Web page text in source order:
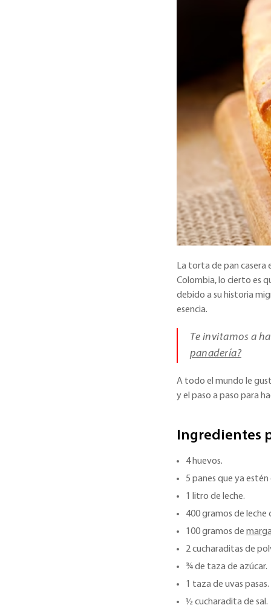
La torta de pan casera
Colombia, lo cierto es
debido a su historia
esencia.
Te invitamos a
panadería?
A todo el mundo le
y el paso a paso para
Ingredientes
4 huevos.
5 panes que ya estén
1 litro de leche.
400 gramos de leche
100 gramos de
2 cucharaditas de
¾ de taza de azúcar.
1 taza de uvas
½ cucharadita de sal.